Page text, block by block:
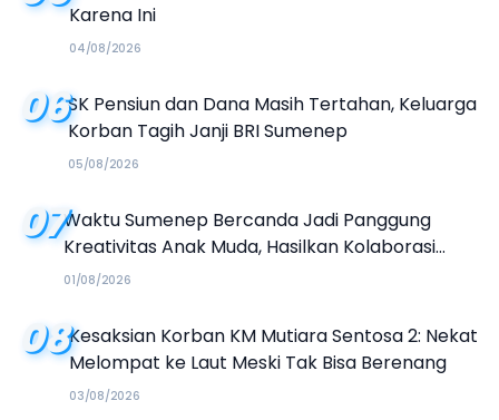
Karena Ini
04/08/2026
06SK Pensiun dan Dana Masih Tertahan, Keluarga
Korban Tagih Janji BRI Sumenep
05/08/2026
07Waktu Sumenep Bercanda Jadi Panggung
Kreativitas Anak Muda, Hasilkan Kolaborasi
Industri Kreatif
01/08/2026
08Kesaksian Korban KM Mutiara Sentosa 2: Nekat
Melompat ke Laut Meski Tak Bisa Berenang
03/08/2026